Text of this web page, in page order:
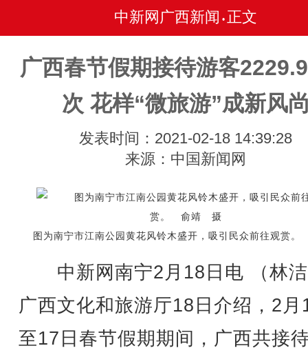
中新网广西新闻 • 正文
广西春节假期接待游客
次 花样“微旅游”成新风
发表时间：2021-02-18 14:39:28
来源：中国新闻网
图为南宁市江南公园黄花风铃木盛开，吸引民众前往观赏
中新网南宁2月18日电 （林
广西文化和旅游厅18日介绍，2月
至17日春节假期期间，广西共接